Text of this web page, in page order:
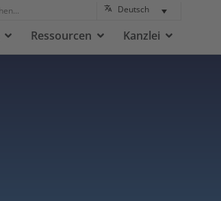
Deutsch
Ressourcen Kanzlei